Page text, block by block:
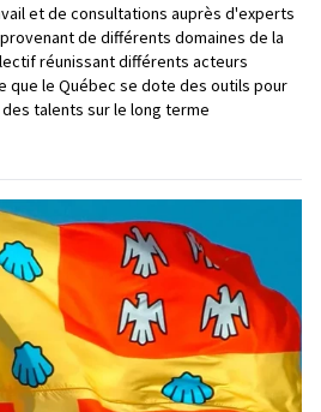
et de consultations auprès d'experts
de différents domaines de la
réunissant différents acteurs
que le Québec se dote des outils pour
talents sur le long terme